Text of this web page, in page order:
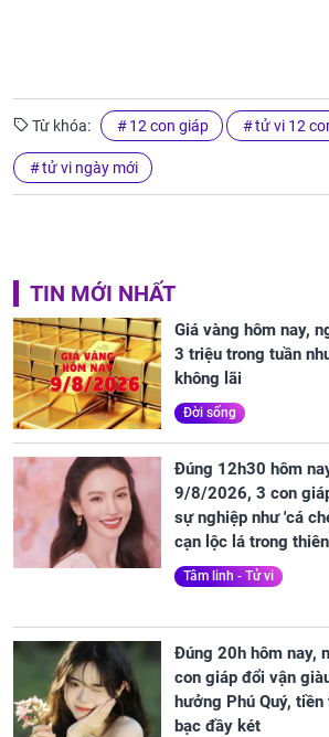
Từ khóa: 12 con giáp tử vi 12
tử vi ngày mới
TIN MỚI NHẤT
Giá vàng hôm nay,
3 triệu trong tuần
không lãi
Đời sống
Đúng 12h30 hôm
9/8/2026, 3 con
sự nghiệp như 'cá
cạn lộc lá trong
Tâm linh - Tử vi
Đúng 20h hôm nay,
con giáp đổi vận
hưởng Phú Quý,
bạc đầy két